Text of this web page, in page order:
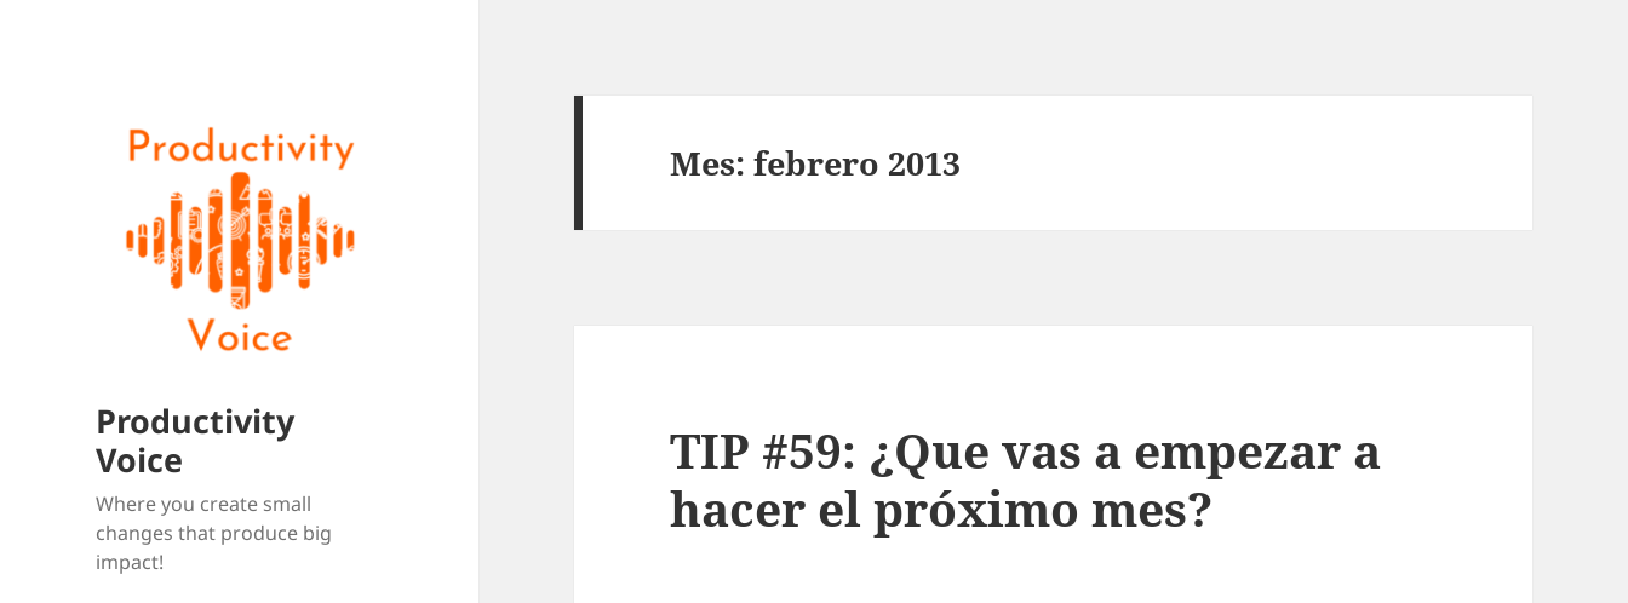
Productivity
Voice
Where you create small
changes that produce big
impact!
Mes:febrero 2013
TIP #59: ¿Que vas a empezar a
hacer el próximo mes?